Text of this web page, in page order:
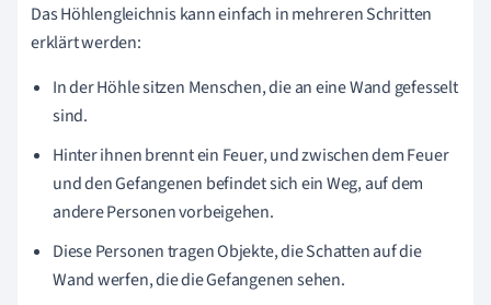
Das Höhlengleichnis kann einfach in mehreren Schritten
erklärt werden:
In der Höhle sitzen Menschen, die an eine Wand gefesselt
sind.
Hinter ihnen brennt ein Feuer, und zwischen dem Feuer
und den Gefangenen befindet sich ein Weg, auf dem
andere Personen vorbeigehen.
Diese Personen tragen Objekte, die Schatten auf die
Wand werfen, die die Gefangenen sehen.